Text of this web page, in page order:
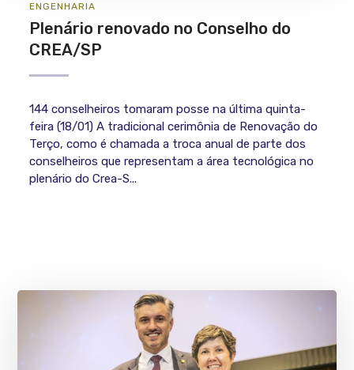
ENGENHARIA
Plenário renovado no Conselho do
CREA/SP
144 conselheiros tomaram posse na última quinta-
feira (18/01) A tradicional cerimônia de Renovação do
Terço, como é chamada a troca anual de parte dos
conselheiros que representam a área tecnológica no
plenário do Crea-S...